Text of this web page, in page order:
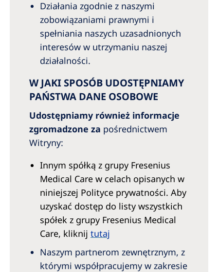
Działania zgodnie z naszymi
zobowiązaniami prawnymi i
spełniania naszych uzasadnionych
interesów w utrzymaniu naszej
działalności.
W JAKI SPOSÓB UDOSTĘPNIAMY
PAŃSTWA DANE OSOBOWE
Udostępniamy również informacje
zgromadzone za pośrednictwem
Witryny:
Innym spółką z grupy Fresenius
Medical Care w celach opisanych w
niniejszej Polityce prywatności. Aby
uzyskać dostęp do listy wszystkich
spółek z grupy Fresenius Medical
Care, kliknij tutaj
Naszym partnerom zewnętrznym, z
którymi współpracujemy w zakresie